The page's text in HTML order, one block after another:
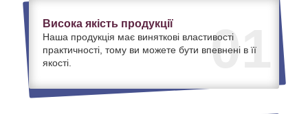
01
Висока якість продукції
Наша продукція має виняткові властивості
практичності, тому ви можете бути впевнені в її
якості.